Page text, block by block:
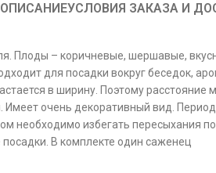
ОПИСАНИЕУСЛОВИЯ ЗАКАЗА И
Плоды – коричневые, шершавые,
для посадки вокруг беседок,
в ширину. Поэтому
очень декоративный вид.
необходимо избегать пересыхания
В комплекте один саженец